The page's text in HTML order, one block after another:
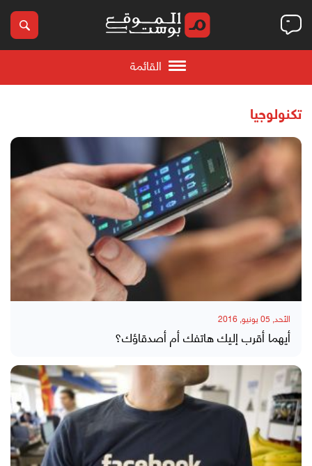
القائمة
تكنولوجيا
الأحد, 05 يونيو, 2016
أيهما أقرب إليك هاتفك أم أصدقاؤك؟